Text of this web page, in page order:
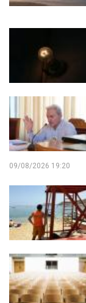
09/08/2026 19:20